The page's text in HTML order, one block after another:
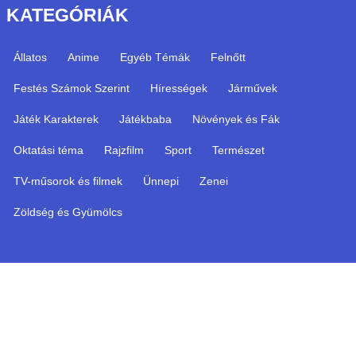
KATEGÓRIÁK
Állatos Anime Egyéb Témák Felnőtt
Festés Számok Szerint Hírességek Járművek
Játék Karakterek Játékbaba Növények és Fák
Oktatási téma Rajzfilm Sport Természet
TV-műsorok és filmek Ünnepi Zenei
Zöldség és Gyümölcs